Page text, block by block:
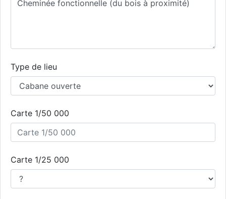
Type de lieu
Carte 1/50 000
Carte 1/25 000